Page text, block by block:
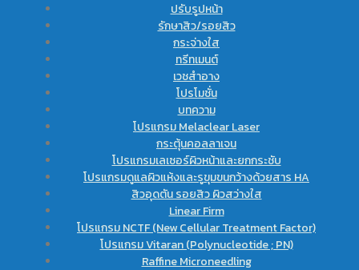
ปรับรูปหน้า
รักษาสิว/รอยสิว
กระจ่างใส
ทรีทเมนต์
เวชสำอาง
โปรโมชั่น
บทความ
โปรแกรม Melaclear Laser
กระตุ้นคอลลาเจน
โปรแกรมเลเซอร์ผิวหน้าและยกกระชับ
โปรแกรมดูแลผิวแห้งและรูขุมขนกว้างด้วยสาร HA
สิวอุดตัน รอยสิว ผิวสว่างใส
Linear Firm
โปรแกรม NCTF (New Cellular Treatment Factor)
โปรแกรม Vitaran (Polynucleotide ; PN)
Raffine Microneedling